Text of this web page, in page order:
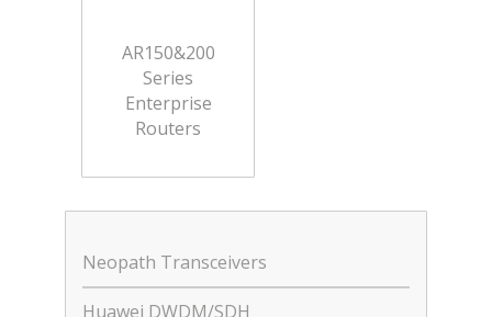
AR150&200
Series
Enterprise
Routers
Neopath Transceivers
Huawei DWDM/SDH